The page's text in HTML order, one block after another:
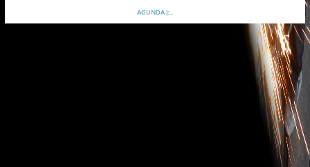
AGUNDA |::..